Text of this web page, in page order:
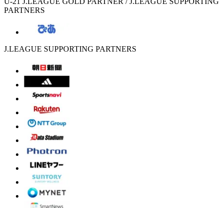
PARTNERS
J.LEAGUE SUPPORTING PARTNERS